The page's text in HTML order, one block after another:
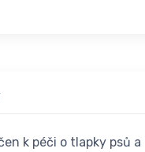
k péči o tlapky psů